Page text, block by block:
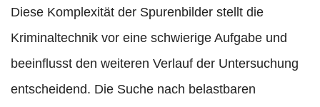
Diese Komplexität der Spurenbilder stellt die
Kriminaltechnik vor eine schwierige Aufgabe und
beeinflusst den weiteren Verlauf der Untersuchung
entscheidend. Die Suche nach belastbaren